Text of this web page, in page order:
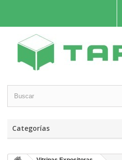
Categorías